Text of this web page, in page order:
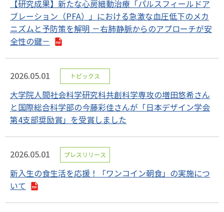
【研究成果】新たな心房細動治療「パルスフィールドア
ブレーション（PFA）」における急激な血圧低下のメカ
ニズムと予防策を解明 －右肺静脈からのアプローチが安
全性の鍵－
2026.05.01 トピックス
大学院人間社会科学研究科共創科学専攻の増田悠希さん
と国際総合科学部の今藤彩佳さんが「日本デザイン学会
第4支部奨励賞」を受賞しました
2026.05.01 プレスリリース
新入生の食生活を応援！「ワンコイン朝食」の実施につ
いて